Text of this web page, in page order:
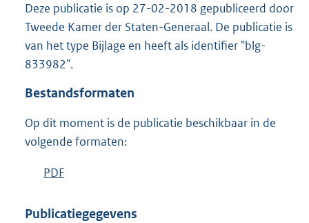
e
:
3
Deze publicatie is op 27-02-2018 gepubliceerd door
Tweede Kamer der Staten-Generaal. De publicatie is
van het type Bijlage en heeft als identifier "blg-
833982".
Bestandsformaten
Op dit moment is de publicatie beschikbaar in de
volgende formaten:
D
w
PDF
s
Publicatiegegevens